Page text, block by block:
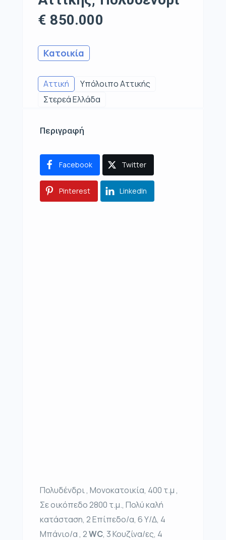
€ 850.000
Κατοικία
Αττική
Υπόλοιπο Αττικής
Στερεά Ελλάδα
Περιγραφή
Facebook Twitter
Pinterest LinkedIn
Πολυδένδρι , Μονοκατοικία, 400 τ.μ ,
Σε οικόπεδο 2800 τ.μ., Πολύ καλή
κατάσταση, 2 Επίπεδο/α, 6 Υ/Δ, 4
Μπάνιο/α , 2WC, 3 Κουζίνα/ες, 4